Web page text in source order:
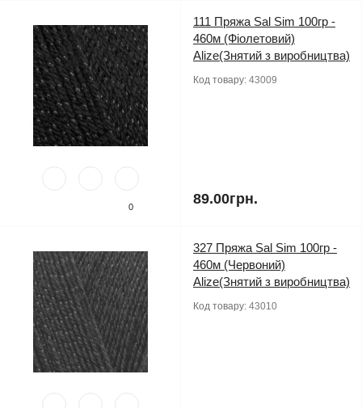
0
111 Пряжа Sal Sim 100гр -
460м (Фіолетовий)
Alize(Знятий з виробництва)
Код товару: 43009
89.00грн.
327 Пряжа Sal Sim 100гр -
460м (Червоний)
Alize(Знятий з виробництва)
Код товару: 43010